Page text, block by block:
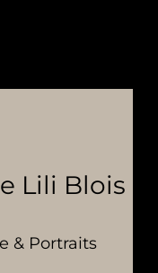
Lili Blois
& Portraits